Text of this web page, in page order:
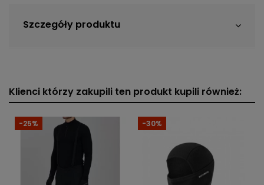
Szczegóły produktu
Klienci którzy zakupili ten produkt kupili również:
-25% -30%